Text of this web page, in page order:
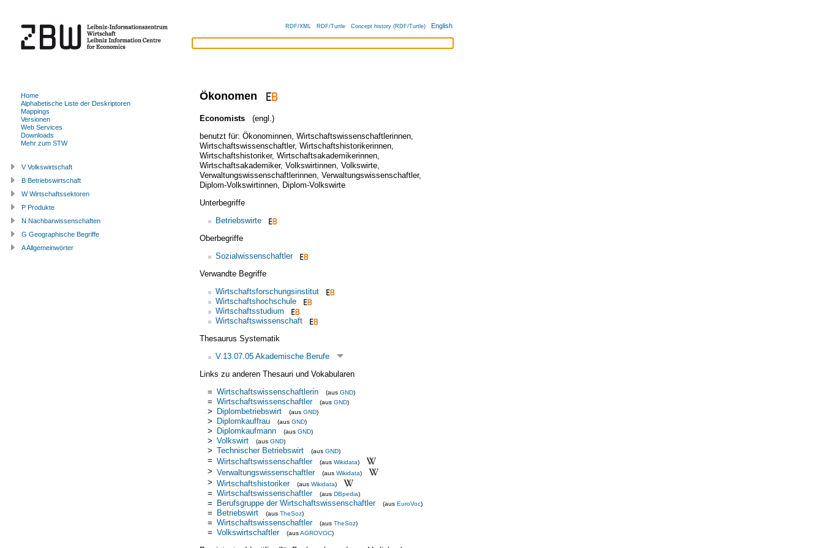
RDF/XML RDF/Turtle Concept history (RDF/Turtle) English
Ökonomen
Economists
(engl.)
benutzt für: Ökonominnen, Wirtschaftswissenschaftlerinnen,
Wirtschaftswissenschaftler, Wirtschaftshistorikerinnen,
Wirtschaftshistoriker, Wirtschaftsakademikerinnen,
Wirtschaftsakademiker, Volkswirtinnen, Volkswirte,
Verwaltungswissenschaftlerinnen, Verwaltungswissenschaftler,
Diplom-Volkswirtinnen, Diplom-Volkswirte
Unterbegriffe
Betriebswirte
Oberbegriffe
Sozialwissenschaftler
Verwandte Begriffe
Wirtschaftsforschungsinstitut
Wirtschaftshochschule
Wirtschaftsstudium
Wirtschaftswissenschaft
Thesaurus Systematik
V.13.07.05 Akademische Berufe
Links zu anderen Thesauri und Vokabularen
= Wirtschaftswissenschaftlerin (aus GND)
= Wirtschaftswissenschaftler (aus GND)
> Diplombetriebswirt (aus GND)
> Diplomkauffrau (aus GND)
> Diplomkaufmann (aus GND)
> Volkswirt (aus GND)
> Technischer Betriebswirt (aus GND)
= Wirtschaftswissenschaftler (aus Wikidata)
> Verwaltungswissenschaftler (aus Wikidata)
> Wirtschaftshistoriker (aus Wikidata)
= Wirtschaftswissenschaftler (aus DBpedia)
= Berufsgruppe der Wirtschaftswissenschaftler (aus EuroVoc)
= Betriebswirt (aus TheSoz)
= Wirtschaftswissenschaftler (aus TheSoz)
= Volkswirtschaftler (ausAGROVOC)
Home
Alphabetische Liste der Deskriptoren
Mappings
Versionen
Web Services
Downloads
Mehr zum STW
V Volkswirtschaft
B Betriebswirtschaft
W Wirtschaftssektoren
P Produkte
N Nachbarwissenschaften
G Geographische Begriffe
A Allgemeinwörter